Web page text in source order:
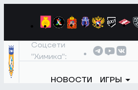
Соцсети
"Химика":
НОВОСТИ ИГРЫ